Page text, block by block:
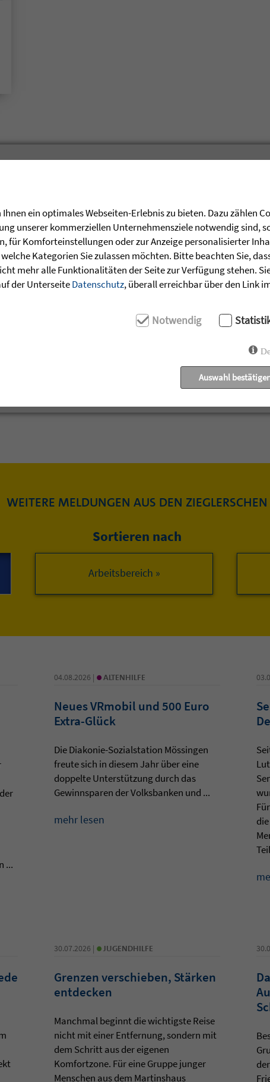
Geschichten der Zuversicht aus den
»
WEITERE MELDUNGEN AUS DEN ZIEGLERSCHEN
Sortieren nach
Arbeitsbereich »
...
04.08.2026 | • ALTENHILFE
Neues VRmobil und 500 Euro
Extra-Glück
Die Diakonie-Sozialstation Mössingen
freute sich in diesem Jahr über eine
doppelte Unterstützung durch das
Gewinnsparen der Volksbanken und ...
mehr lesen
30.07.2026 | • JUGENDHILFE
Grenzen verschieben, Stärken
entdecken
Manchmal beginnt die wichtigste Reise
nicht mit einer Entfernung, sondern mit
dem Schritt aus der eigenen
Komfortzone. Für eine Gruppe junger
Menschen aus dem Martinshaus
ein optimales Webseiten-Erlebnis zu bieten. Dazu zählen
unserer kommerziellen Unternehmensziele notwendig sind,
für Komforteinstellungen oder zur Anzeige personalisierter
Kategorien Sie zulassen möchten. Bitte beachten Sie,
mehr alle Funktionalitäten der Seite zur Verfügung stehen.
der UnterseiteDatenschutz, überall erreichbar über den Link
Notwendig
Auswahl